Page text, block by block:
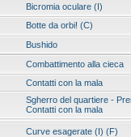
Bicromia oculare (I)
Botte da orbi! (C)
Bushido
Combattimento alla cieca
Contatti con la mala
Sgherro del quartiere -
Contatti con la mala
Curve esagerate (I) (F)